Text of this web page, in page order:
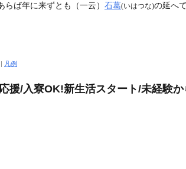
らば年に来ずとも（一云） 石葛(いはつな)の延へ
| 凡例
援/入寮OK!新生活スタート/未経験